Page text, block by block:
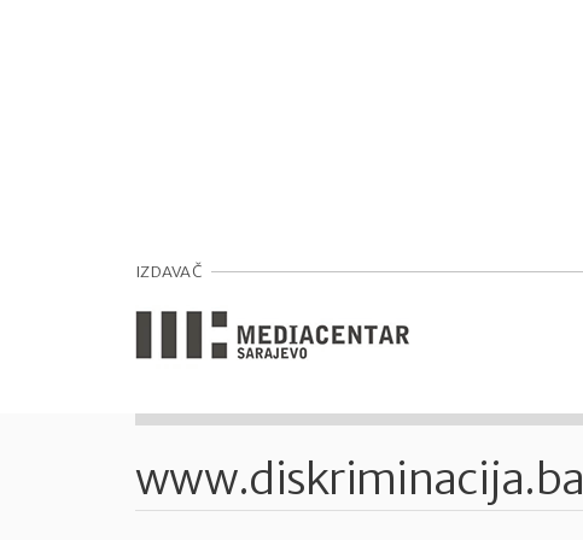
IZDAVAČ
www.diskriminacija.ba